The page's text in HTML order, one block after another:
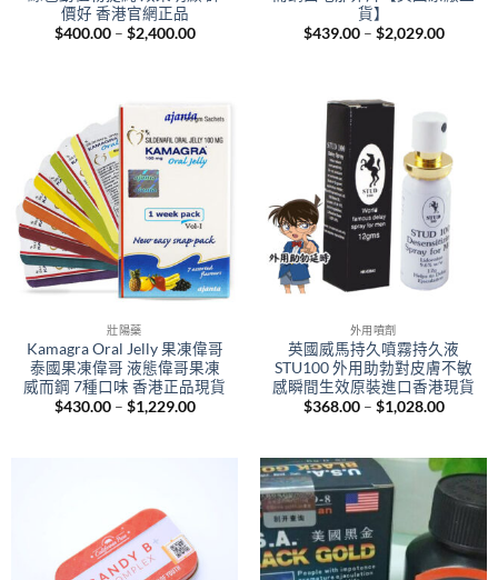
價好 香港官網正品
$400.00 – $2,400.00Price
貨】
$439.00 – $2,029.00Price
壯陽藥
Kamagra Oral Jelly 果凍偉哥
泰國果凍偉哥 液態偉哥果凍
威而鋼 7種口味 香港正品現貨
$430.00 – $1,229.00Price
$1,229.00
外用噴劑
英國威馬持久噴霧持久液
STU100 外用助勃對皮膚不敏
感瞬間生效原裝進口香港現貨
$368.00 – $1,028.00Price